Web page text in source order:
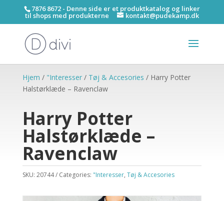
7876 8672 - Denne side er et produktkatalog og linker
til shops med produkterne kontakt@pudekamp.dk
Hjem / "Interesser/ Tøj & Accesories / Harry Potter
Halstørklæde – Ravenclaw
Harry Potter
Halstørklæde –
Ravenclaw
SKU: 20744 Categories: "Interesser, Tøj & Accesories